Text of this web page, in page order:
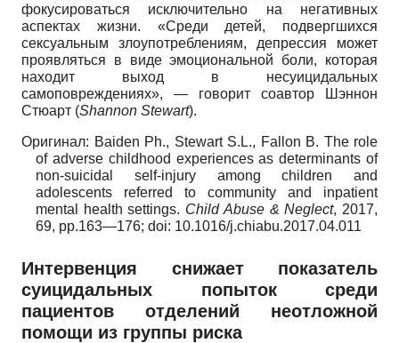
фокусироваться исключительно на негативных
аспектах жизни. «Среди детей, подвергшихся
сексуальным злоупотреблениям, депрессия может
проявляться в виде эмоциональной боли, которая
находит выход в несуицидальных
самоповреждениях», — говорит соавтор Шэннон
Стюарт (Shannon Stewart).
Оригинал: Baiden Ph., Stewart S.L., Fallon B. The role
of adverse childhood experiences as determinants of
non-suicidal self-injury among children and
adolescents referred to community and inpatient
mental health settings. Child Abuse &Neglect, 2017,
69, pp.163—176; doi: 10.1016/j.chiabu.2017.04.011
Интервенция снижает показатель
суицидальных попыток среди
пациентов отделений неотложной
помощи из группы риска